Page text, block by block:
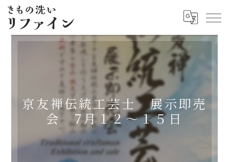
京友禅伝統工芸士 展示即売
会 7月１２～１５日